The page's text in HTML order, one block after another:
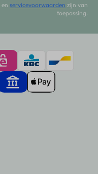
en servicevoorwaarden zijn van
toepassing.